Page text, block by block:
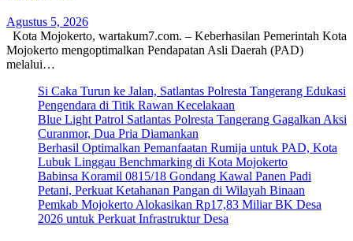
Agustus 5, 2026
Kota Mojokerto, wartakum7.com. – Keberhasilan Pemerintah Kota
Mojokerto mengoptimalkan Pendapatan Asli Daerah (PAD)
melalui…
Si Caka Turun ke Jalan, Satlantas Polresta Tangerang Edukasi
Pengendara di Titik Rawan Kecelakaan
Blue Light Patrol Satlantas Polresta Tangerang Gagalkan Aksi
Curanmor, Dua Pria Diamankan
Berhasil Optimalkan Pemanfaatan Rumija untuk PAD, Kota
Lubuk Linggau Benchmarking di Kota Mojokerto
Babinsa Koramil 0815/18 Gondang Kawal Panen Padi
Petani, Perkuat Ketahanan Pangan di Wilayah Binaan
Pemkab Mojokerto Alokasikan Rp17,83 Miliar BK Desa
2026 untuk Perkuat Infrastruktur Desa